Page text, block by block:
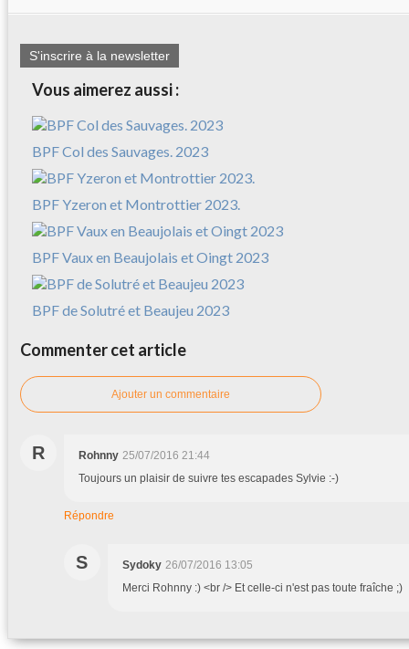
S'inscrire à la newsletter
Vous aimerez aussi :
BPF Col des Sauvages. 2023
BPF Yzeron et Montrottier 2023.
BPF Vaux en Beaujolais et Oingt 2023
BPF de Solutré et Beaujeu 2023
Commenter cet article
Ajouter un commentaire
R Rohnny 25/07/2016 21:44
Toujours un plaisir de suivre tes escapades Sylvie :-)
Répondre
S Sydoky 26/07/2016 13:05
Merci Rohnny :) <br /> Et celle-ci n'est pas toute fraîche ;)